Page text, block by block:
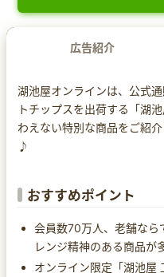
広告紹介
湖池屋オンラインは、公式
トチップスを出荷する「湖
わえない特別な商品をご紹
♪
おすすめポイント
会員数70万人、老舗なら
レンジ精神のある商品が
オンライン限定「湖池屋